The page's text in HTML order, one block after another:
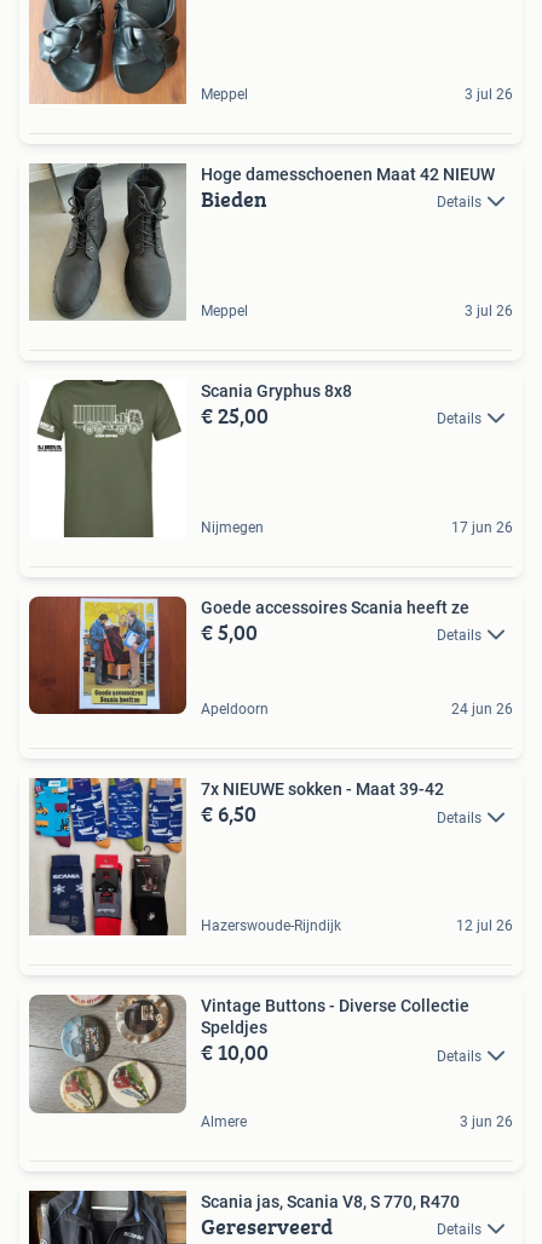
Meppel 3 jul 26
Hoge damesschoenen Maat 42 NIEUW
Bieden Details
Meppel 3 jul 26
Scania Gryphus 8x8
€ 25,00 Details
Nijmegen 17 jun 26
Goede accessoires Scania heeft ze
€ 5,00 Details
Apeldoorn 24 jun 26
7x NIEUWE sokken - Maat 39-42
€ 6,50 Details
Hazerswoude-Rijndijk 12 jul 26
Vintage Buttons - Diverse Collectie
Speldjes
€ 10,00 Details
Almere 3 jun 26
Scania jas, Scania V8, S 770, R470
Gereserveerd Details